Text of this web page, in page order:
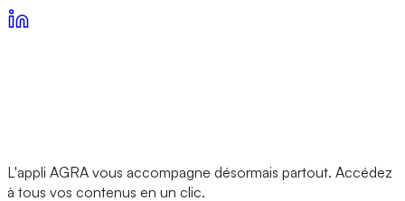
L'appli AGRA vous accompagne désormais partout. Accédez
à tous vos contenus en un clic.